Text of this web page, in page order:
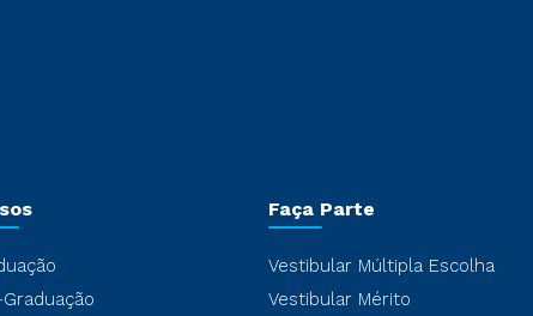
Faça Parte
Vestibular Múltipla Escolha
Vestibular Mérito